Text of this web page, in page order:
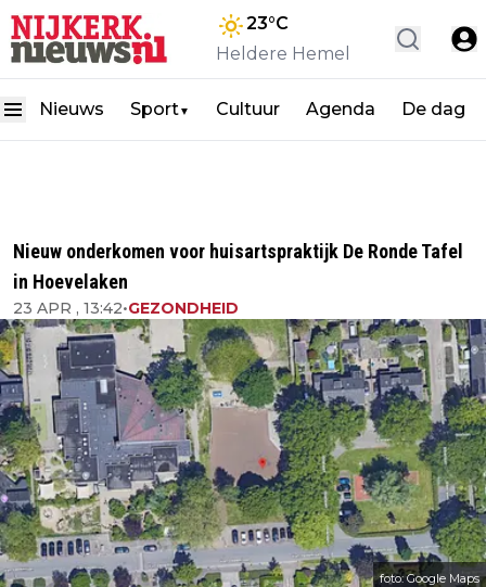
23°C
Heldere Hemel
Nieuws Sport▼ Cultuur Agenda De dag
Nieuw onderkomen voor huisartspraktijk De Ronde Tafel
in Hoevelaken
23 APR , 13:42•GEZONDHEID
foto: Google Maps